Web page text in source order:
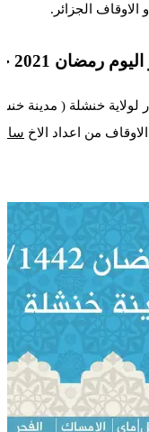
الجزائر.
2021 خنشلة
خنشلة ( مدينة
من اعداد الاخ